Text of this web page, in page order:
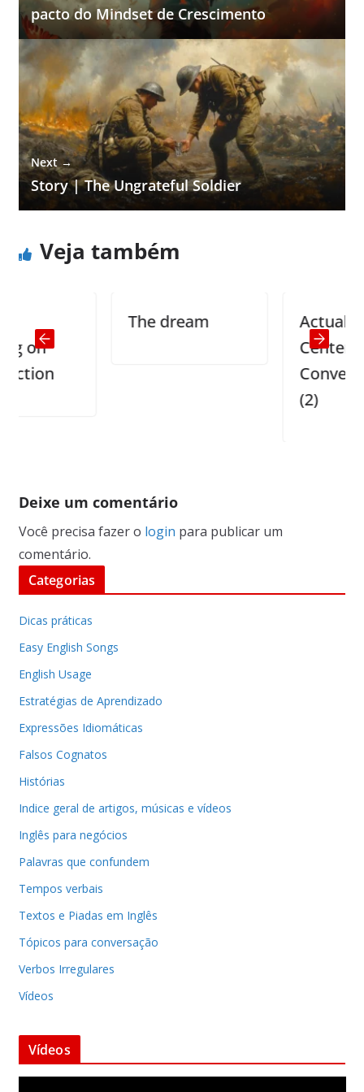
pacto do Mindset de Crescimento
Next →
Story | The Ungrateful Soldier
Veja também
The dream
Actual Call
Center
Conversations
Deixe um comentário
Você precisa fazer o login para publicar um
comentário.
Categorias
Dicas práticas
Easy English Songs
English Usage
Estratégias de Aprendizado
Expressões Idiomáticas
Falsos Cognatos
Histórias
Indice geral de artigos, músicas e vídeos
Inglês para negócios
Palavras que confundem
Tempos verbais
Textos e Piadas em Inglês
Tópicos para conversação
Verbos Irregulares
Vídeos
Vídeos